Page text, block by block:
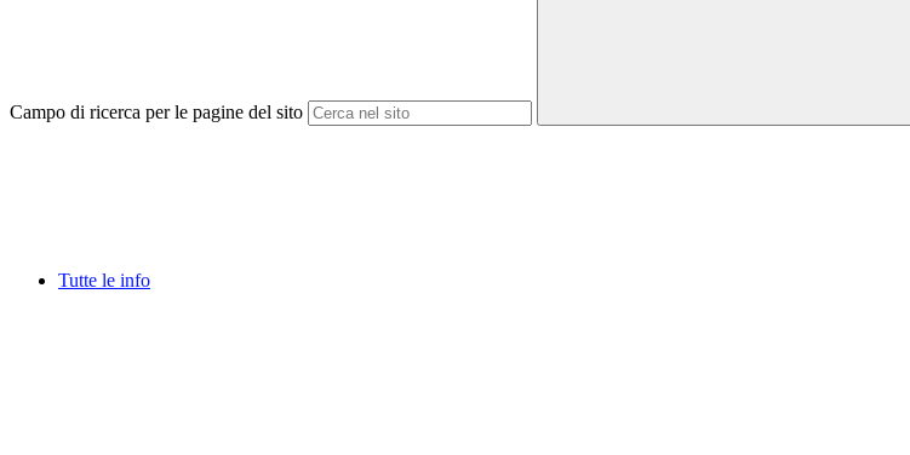
Campo di ricerca per le pagine del sito
Tutte le info